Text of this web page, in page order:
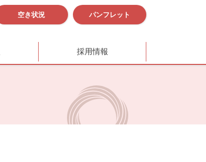
空き状況 パンフレット
採用情報